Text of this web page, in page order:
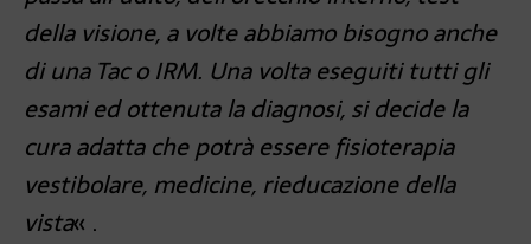
della visione, a volte abbiamo bisogno anche
di una Tac o IRM. Una volta eseguiti tutti gli
esami ed ottenuta la diagnosi, si decide la
cura adatta che potrà essere fisioterapia
vestibolare, medicine, rieducazione della
vista« .